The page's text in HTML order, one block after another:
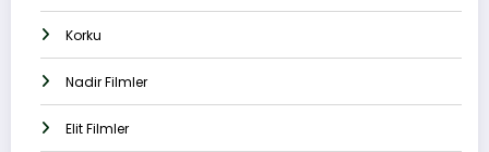
Korku
Nadir Filmler
Elit Filmler